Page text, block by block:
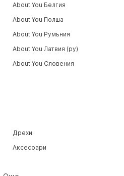
Дрехи
Аксесоари
About You Белгия
About You Полша
About You Румъния
About You Латвия (ру)
About You Словения